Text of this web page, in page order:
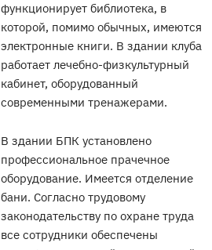
функционирует библиотека, в
которой, помимо обычных, имеются
электронные книги. В здании клуба
работает лечебно-физкультурный
кабинет, оборудованный
современными тренажерами.
В здании БПК установлено
профессиональное прачечное
оборудование. Имеется отделение
бани. Согласно трудовому
законодательству по охране труда
все сотрудники обеспечены